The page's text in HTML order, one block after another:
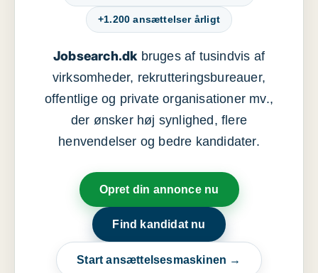
+1.200 ansættelser årligt
Jobsearch.dkbruges af tusindvis af
virksomheder, rekrutteringsbureauer,
offentlige og private organisationer mv.,
der ønsker høj synlighed, flere
henvendelser og bedre kandidater.
Opret din annonce nu
Find kandidat nu
Start ansættelsesmaskinen →